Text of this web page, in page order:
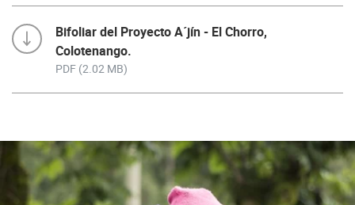
Bifoliar del Proyecto A´jín - El Chorro,
Colotenango.
PDF (2.02 MB)